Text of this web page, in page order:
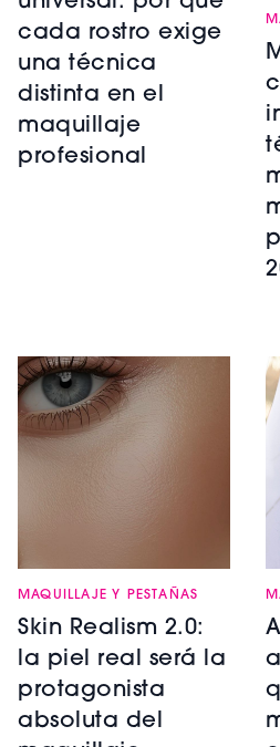
cada rostro exige
una técnica
distinta en el
maquillaje
profesional
MAQUILLAJE Y PESTAÑAS
Skin Realism 2.0:
la piel real será la
protagonista
absoluta del